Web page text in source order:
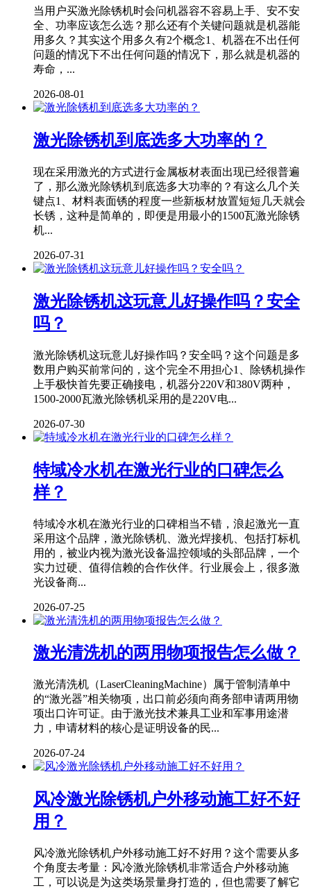
当用户买激光除锈机时会问机器容不容易上手、安不安
全、功率应该怎么选？那么还有个关键问题就是机器能
用多久？其实这个用多久有2个概念1、机器在不出任何
问题的情况下不出任何问题的情况下，那么就是机器的
寿命，...
2026-08-01
激光除锈机到底选多大功率的？
现在采用激光的方式进行金属板材表面出现已经很普遍
了，那么激光除锈机到底选多大功率的？有这么几个关
键点1、材料表面锈的程度一些新板材放置短短几天就会
长锈，这种是简单的，即便是用最小的1500瓦激光除锈
机...
2026-07-31
激光除锈机这玩意儿好操作吗？安全
吗？
激光除锈机这玩意儿好操作吗？安全吗？这个问题是多
数用户购买前常问的，这个完全不用担心1、除锈机操作
上手极快首先要正确接电，机器分220V和380V两种，
1500-2000瓦激光除锈机采用的是220V电...
2026-07-30
特域冷水机在激光行业的口碑怎么
样？
特域冷水机在激光行业的口碑相当不错，浪起激光一直
采用这个品牌，激光除锈机、激光焊接机、包括打标机
用的，被业内视为激光设备温控领域的头部品牌，一个
实力过硬、值得信赖的合作伙伴。行业展会上，很多激
光设备商...
2026-07-25
激光清洗机的两用物项报告怎么做？
激光清洗机（LaserCleaningMachine）属于管制清单中
的“激光器”相关物项，出口前必须向商务部申请两用物
项出口许可证。由于激光技术兼具工业和军事用途潜
力，申请材料的核心是证明设备的民...
2026-07-24
风冷激光除锈机户外移动施工好不好
用？
风冷激光除锈机户外移动施工好不好用？这个需要从多
个角度去考量：风冷激光除锈机非常适合户外移动施
工，可以说是为这类场景量身打造的，但也需要了解它